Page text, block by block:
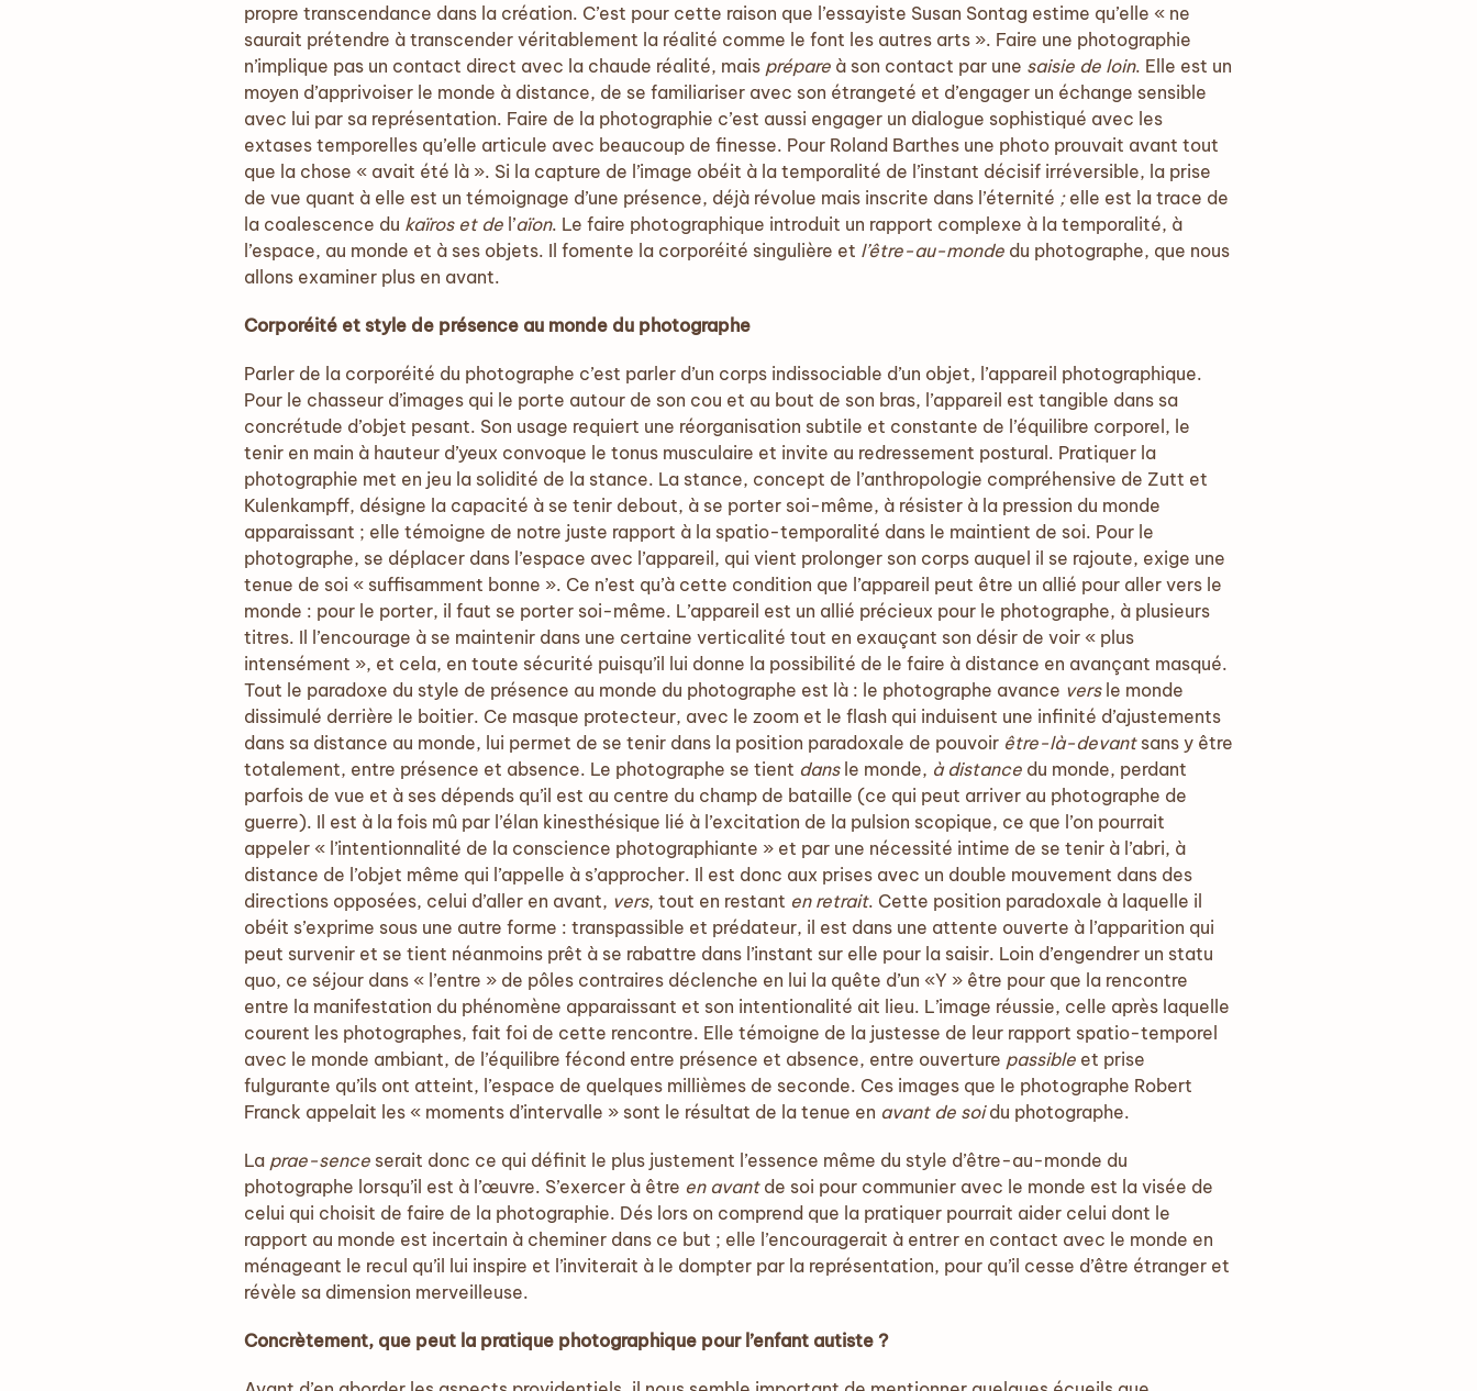
propre transcendance dans la création. C’est pour cette raison que l’essayiste Susan Sontag estime qu’elle « ne
saurait prétendre à transcender véritablement la réalité comme le font les autres arts ». Faire une photographie
n’implique pas un contact direct avec la chaude réalité, mais prépare à son contact par une saisie de loin. Elle est un
moyen d’apprivoiser le monde à distance, de se familiariser avec son étrangeté et d’engager un échange sensible
avec lui par sa représentation. Faire de la photographie c’est aussi engager un dialogue sophistiqué avec les
extases temporelles qu’elle articule avec beaucoup de finesse. Pour Roland Barthes une photo prouvait avant tout
que la chose « avait été là ». Si la capture de l’image obéit à la temporalité de l’instant décisif irréversible, la prise
de vue quant à elle est un témoignage d’une présence, déjà révolue mais inscrite dans l’éternité ;elle est la trace de
la coalescence du kaïros et de l’aïon. Le faire photographique introduit un rapport complexe à la temporalité, à
l’espace, au monde et à ses objets. Il fomente la corporéité singulière et l’être-au-monde du photographe, que nous
allons examiner plus en avant.
Corporéité et style de présence au monde du photographe
Parler de la corporéité du photographe c’est parler d’un corps indissociable d’un objet, l’appareil photographique.
Pour le chasseur d’images qui le porte autour de son cou et au bout de son bras, l’appareil est tangible dans sa
concrétude d’objet pesant. Son usage requiert une réorganisation subtile et constante de l’équilibre corporel, le
tenir en main à hauteur d’yeux convoque le tonus musculaire et invite au redressement postural. Pratiquer la
photographie met en jeu la solidité de la stance. La stance, concept de l’anthropologie compréhensive de Zutt et
Kulenkampff, désigne la capacité à se tenir debout, à se porter soi-même, à résister à la pression du monde
apparaissant ; elle témoigne de notre juste rapport à la spatio-temporalité dans le maintient de soi. Pour le
photographe, se déplacer dans l’espace avec l’appareil, qui vient prolonger son corps auquel il se rajoute, exige une
tenue de soi « suffisamment bonne ». Ce n’est qu’à cette condition que l’appareil peut être un allié pour aller vers le
monde : pour le porter, il faut se porter soi-même. L’appareil est un allié précieux pour le photographe, à plusieurs
titres. Il l’encourage à se maintenir dans une certaine verticalité tout en exauçant son désir de voir « plus
intensément », et cela, en toute sécurité puisqu’il lui donne la possibilité de le faire à distance en avançant masqué.
Tout le paradoxe du style de présence au monde du photographe est là : le photographe avance versle monde
dissimulé derrière le boitier. Ce masque protecteur, avec le zoom et le flash qui induisent une infinité d’ajustements
dans sa distance au monde, lui permet de se tenir dans la position paradoxale de pouvoir être-là-devantsans y être
totalement, entre présence et absence. Le photographe se tient dansle monde, à distance du monde, perdant
parfois de vue et à ses dépends qu’il est au centre du champ de bataille (ce qui peut arriver au photographe de
guerre). Il est à la fois mû par l’élan kinesthésique lié à l’excitation de la pulsion scopique, ce que l’on pourrait
appeler « l’intentionnalité de la conscience photographiante » et par une nécessité intime de se tenir à l’abri, à
distance de l’objet même qui l’appelle à s’approcher. Il est donc aux prises avec un double mouvement dans des
directions opposées, celui d’aller en avant, vers, tout en restant en retrait. Cette position paradoxale à laquelle il
obéit s’exprime sous une autre forme : transpassible et prédateur, il est dans une attente ouverte à l’apparition qui
peut survenir et se tient néanmoins prêt à se rabattre dans l’instant sur elle pour la saisir. Loin d’engendrer un statu
quo, ce séjour dans « l’entre » de pôles contraires déclenche en lui la quête d’un «Y » être pour que la rencontre
entre la manifestation du phénomène apparaissant et son intentionalité ait lieu. L’image réussie, celle après laquelle
courent les photographes, fait foi de cette rencontre. Elle témoigne de la justesse de leur rapport spatio-temporel
avec le monde ambiant, de l’équilibre fécond entre présence et absence, entre ouverture passible et prise
fulgurante qu’ils ont atteint, l’espace de quelques millièmes de seconde. Ces images que le photographe Robert
Franck appelait les « moments d’intervalle » sont le résultat de la tenue en avant de soidu photographe.
La prae-sence serait donc ce qui définit le plus justement l’essence même du style d’être-au-monde du
photographe lorsqu’il est à l’œuvre. S’exercer à être en avantde soi pour communier avec le monde est la visée de
celui qui choisit de faire de la photographie. Dés lors on comprend que la pratiquer pourrait aider celui dont le
rapport au monde est incertain à cheminer dans ce but ; elle l’encouragerait à entrer en contact avec le monde en
ménageant le recul qu’il lui inspire et l’inviterait à le dompter par la représentation, pour qu’il cesse d’être étranger et
révèle sa dimension merveilleuse.
Concrètement, que peut la pratique photographique pour l’enfant autiste ?